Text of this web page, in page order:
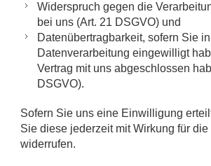
Widerspruch gegen die
bei uns (Art. 21 DSGVO) und
Datenübertragbarkeit, sofern Sie
Datenverarbeitung eingewilligt
Vertrag mit uns abgeschlossen
DSGVO).
Sofern Sie uns eine Einwilligung
Sie diese jederzeit mit Wirkung für die
widerrufen.